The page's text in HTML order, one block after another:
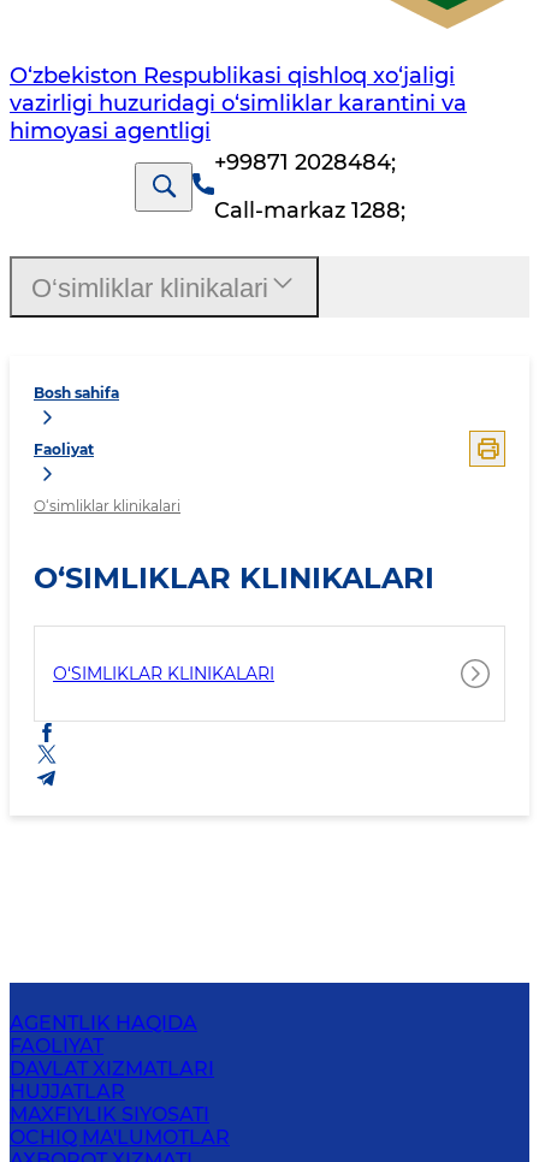
O‘zbekiston Respublikasi qishloq xo‘jaligi
vazirligi huzuridagi o‘simliklar karantini va
himoyasi agentligi
+99871 2028484;
Call-markaz 1288;
Bosh sahifa
Faoliyat
O‘simliklar klinikalari
O‘SIMLIKLAR KLINIKALARI
O‘SIMLIKLAR KLINIKALARI
O‘simliklar klinikalari
AGENTLIK HAQIDA
FAOLIYAT
DAVLAT XIZMATLARI
HUJJATLAR
MAXFIYLIK SIYOSATI
OCHIQ MA'LUMOTLAR